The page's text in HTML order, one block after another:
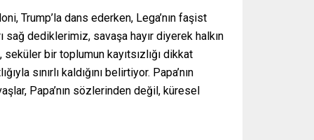
Trump’la dans ederken, Lega’nın faşist
sağ dediklerimiz, savaşa hayır diyerek halkın
seküler bir toplumun kayıtsızlığı dikkat
sınırlı kaldığını belirtiyor. Papa’nın
Papa’nın sözlerinden değil, küresel